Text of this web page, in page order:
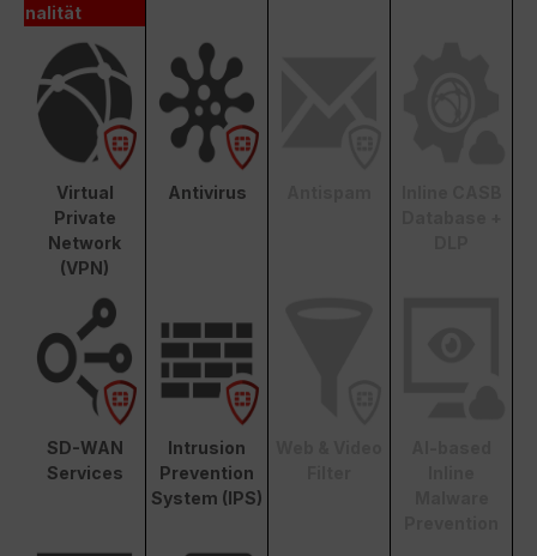
nalität
Virtual
Private
Network
(VPN)
Antivirus
SD-WAN
Services
Intrusion
Prevention
System (IPS)